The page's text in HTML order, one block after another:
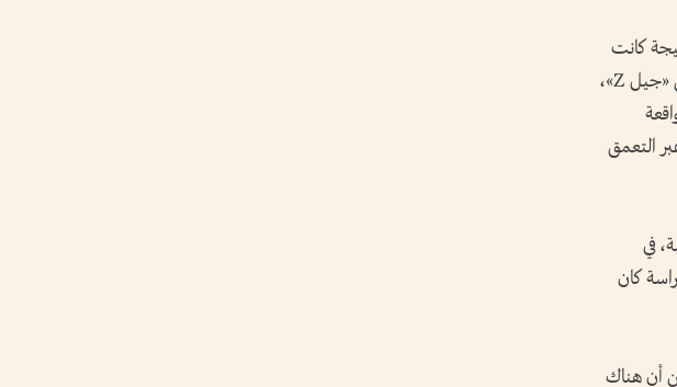
كانت
صادمة لها، حيث لم تحقق جهودهم أي أصداء تذكر. ثم اكتشفوا أن الفئة المستهدفة كانت من «جيل Z»،
التعمق
في
كان
أن هناك